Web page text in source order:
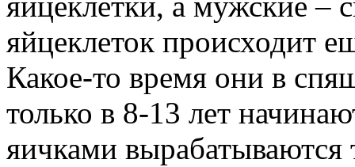
яйцеклеток происходит
Какое-то время они в
только в 8-13 лет
яичками вырабатываются